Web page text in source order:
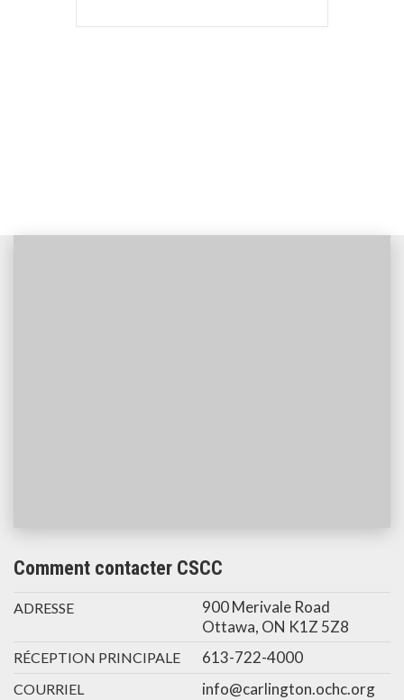
Comment contacter CSCC
ADRESSE
900 Merivale Road
Ottawa, ON K1Z 5Z8
RÉCEPTION PRINCIPALE 613-722-4000
COURRIEL info@carlington.ochc.org